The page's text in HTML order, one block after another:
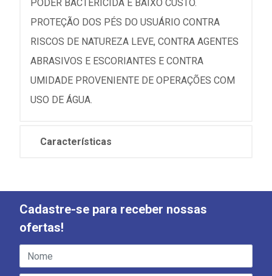
PODER BACTERICIDA E BAIXO CUSTO.
PROTEÇÃO DOS PÉS DO USUÁRIO CONTRA
RISCOS DE NATUREZA LEVE, CONTRA AGENTES
ABRASIVOS E ESCORIANTES E CONTRA
UMIDADE PROVENIENTE DE OPERAÇÕES COM
USO DE ÁGUA.
Características
Cadastre-se para receber nossas
ofertas!